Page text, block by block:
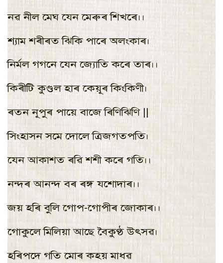
নৱ নীল মেঘ যেন মেৰুৰ শিখৰে।।
শ্যাম শৰীৰত ঝিকি পাৰে অলংকাৰ।
নির্মল গগনে যেন জ্যোতি কৰে তাৰ।।
কিৰীটি কুণ্ডল হাৰ কেয়ূৰ কিংকিণী।
ৰতন নূপুৰ পায়ে বাজে ৰিণিঝিণি ||
সিংহাসন সমে দোলে ত্রিজগতপতি।
যেন আকাশত ৰৱি শশী কৰে গতি।।
নন্দৰ আনন্দ বৰ ৰঙ্গ যশােদাৰ।।
জয় হৰি বুলি গােপ-গােপীৰ জোকাৰ।।
গােকুলে মিলিয়া আছে বৈকুণ্ঠ উৎসৱ।
হৰিপদে গতি মােৰ কহয় মাধৱ